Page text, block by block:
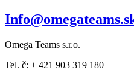
Omega Teams s.r.o.
Tel. č: + 421 903 319 180